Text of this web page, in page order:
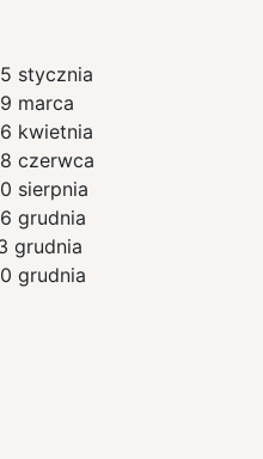
stycznia
marca
kwietnia
czerwca
sierpnia
6 grudnia
grudnia
grudnia